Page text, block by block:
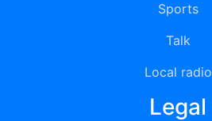
Sports
Talk
Local radio
Legal